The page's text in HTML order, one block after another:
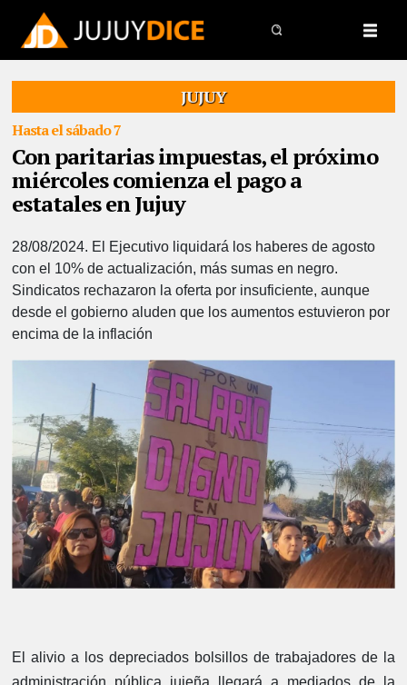
JUJUY
Hasta el sábado 7
Con paritarias impuestas, el próximo
miércoles comienza el pago a
estatales en Jujuy
28/08/2024. El Ejecutivo liquidará los haberes de agosto
con el 10% de actualización, más sumas en negro.
Sindicatos rechazaron la oferta por insuficiente, aunque
desde el gobierno aluden que los aumentos estuvieron por
encima de la inflación
El alivio a los depreciados bolsillos de trabajadores de la